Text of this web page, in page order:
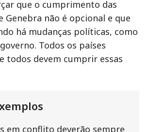
que o cumprimento das
Genebra não é opcional e que
há mudanças políticas, como
Todos os países
todos devem cumprir essas
em conflito deverão sempre